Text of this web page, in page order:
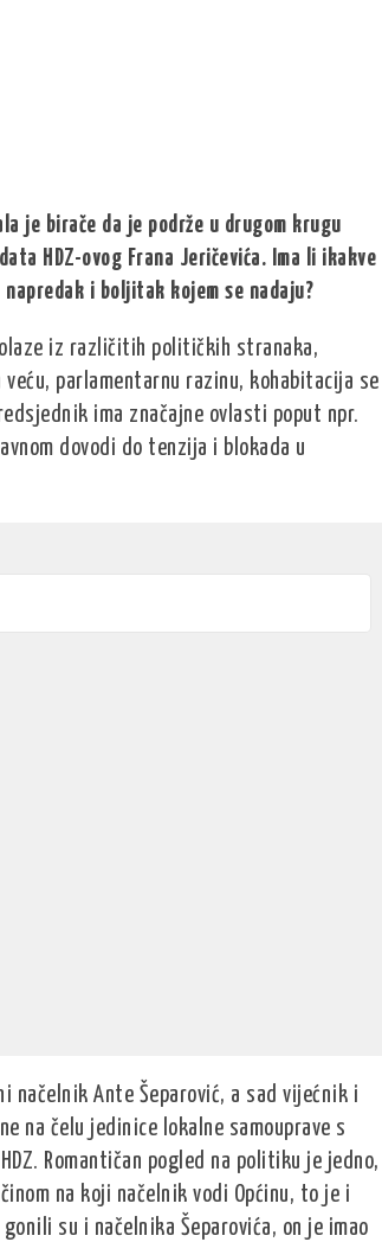
je birače da je podrže u drugom krugu
HDZ-ovog Frana Jeričevića. Ima li ikakve
i boljitak kojem se nadaju?
iz različitih političkih stranaka,
parlamentarnu razinu, kohabitacija se
ima značajne ovlasti poput npr.
dovodi do tenzija i blokada u
načelnik Ante Šeparović, a sad vijećnik i
na čelu jedinice lokalne samouprave s
Romantičan pogled na politiku je jedno,
na koji načelnik vodi Općinu, to je i
su i načelnika Šeparovića, on je imao